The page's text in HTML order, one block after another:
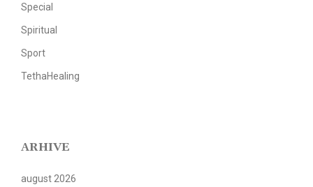
Special
Spiritual
Sport
TethaHealing
ARHIVE
august 2026